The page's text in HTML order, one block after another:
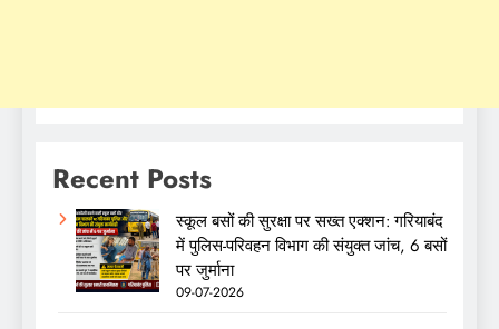
Recent Posts
स्कूल बसों की सुरक्षा पर सख्त एक्शन: गरियाबंद
में पुलिस-परिवहन विभाग की संयुक्त जांच, 6 बसों
पर जुर्माना
09-07-2026